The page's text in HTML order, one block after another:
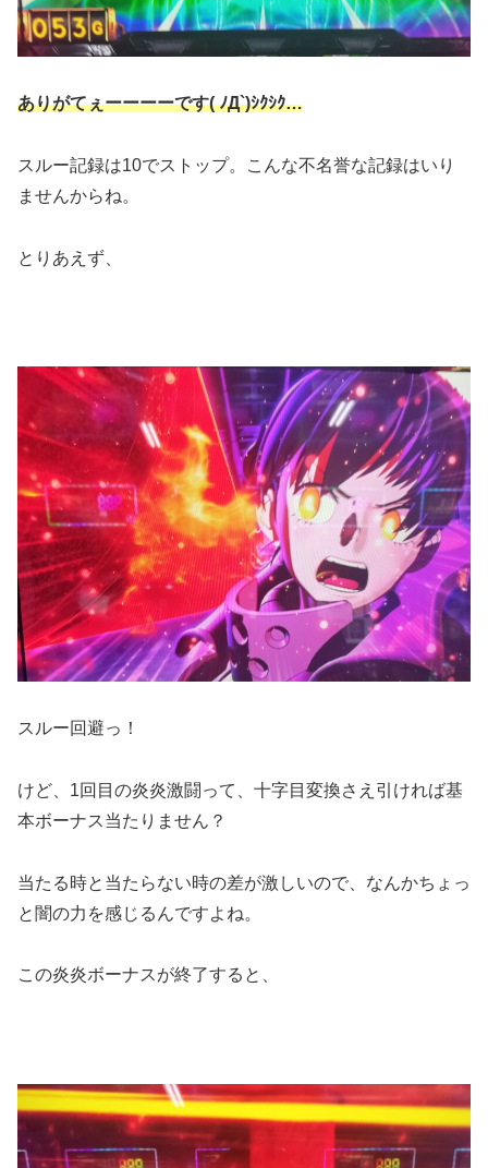
ありがてぇーーーーです( ﾉД`)ｼｸｼｸ…
スルー記録は10でストップ。こんな不名誉な記録はいり
ませんからね。
とりあえず、
スルー回避っ！
けど、1回目の炎炎激闘って、十字目変換さえ引ければ基
本ボーナス当たりません？
当たる時と当たらない時の差が激しいので、なんかちょっ
と闇の力を感じるんですよね。
この炎炎ボーナスが終了すると、